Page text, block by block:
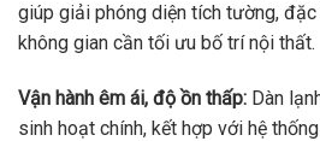
giúp giải phóng diện tích tường,
không gian cần tối ưu bố trí nội thất.
Vận hành êm ái, độ ồn thấp: Dàn
sinh hoạt chính, kết hợp với hệ